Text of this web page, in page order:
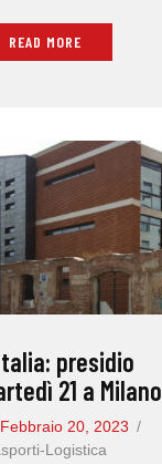
READ MORE
presidio
21 a Milano
Febbraio 20, 2023
Logistica